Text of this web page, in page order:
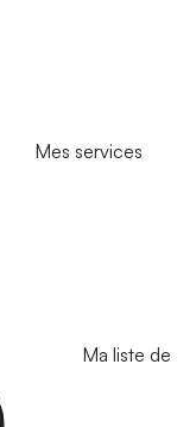
Mes services
Ma liste de